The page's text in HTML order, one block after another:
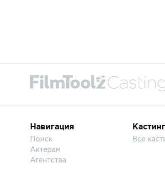
Навигация
Поиск
Актерам
Агентства
Все